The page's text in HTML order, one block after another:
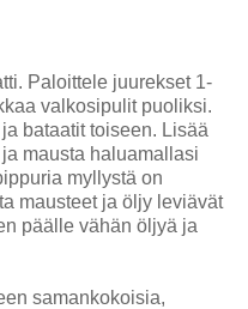
Paloittele juurekset 1-
valkosipulit puoliksi.
bataatit toiseen. Lisää
mausta haluamallasi
myllystä on
mausteet ja öljy leviävät
päälle vähän öljyä ja
samankokoisia,